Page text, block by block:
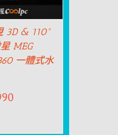
3D & 110°
MEG
一體式水